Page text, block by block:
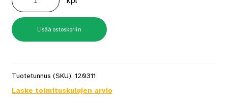
BB
Musta
Rst
määrä
Lisää ostoskoriin
Tuotetunnus (SKU): 120311
Laske toimituskulujen arvio